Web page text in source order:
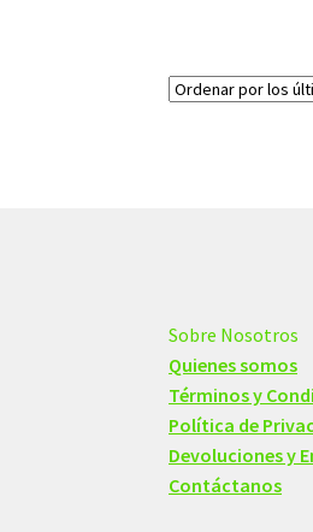
Sobre Nosotros
Quienes somos
Términos y
Política de
Devoluciones y
Contáctanos